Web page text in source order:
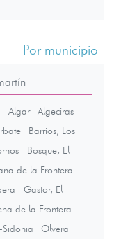
Por municipio
Algar
Algeciras
Barrios, Los
Bosque, El
de la Frontera
Gastor, El
de la Frontera
Olvera